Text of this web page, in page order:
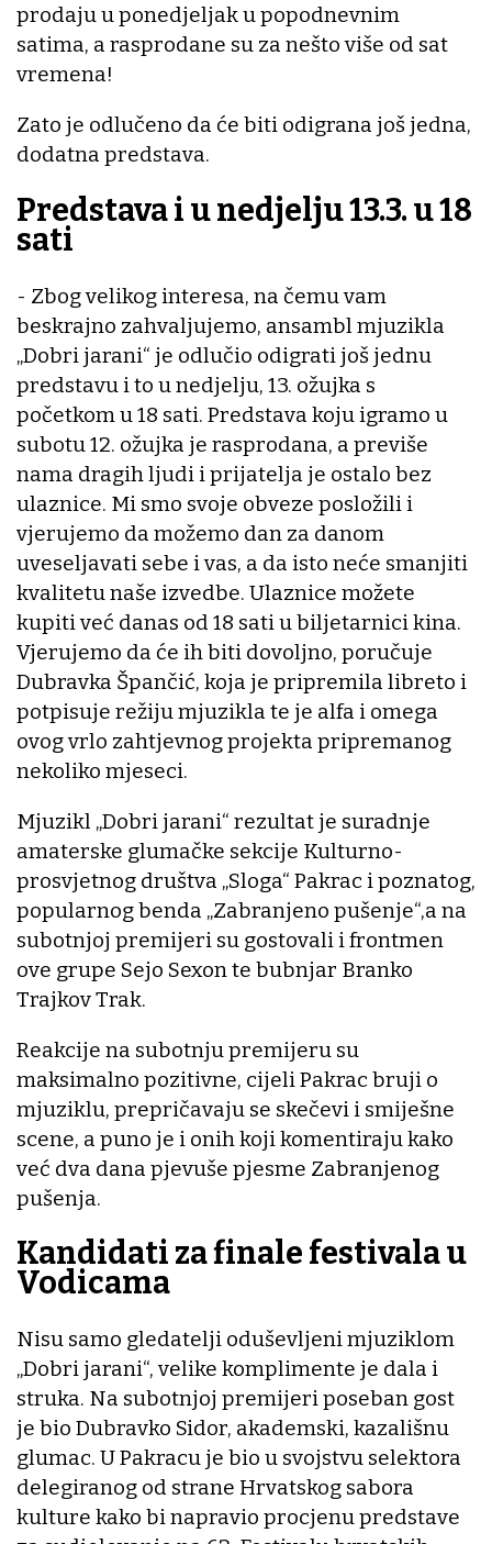
prodaju u ponedjeljak u popodnevnim
satima, a rasprodane su za nešto više od sat
vremena!
Zato je odlučeno da će biti odigrana još jedna,
dodatna predstava.
Predstava i u nedjelju 13.3. u 18
sati
- Zbog velikog interesa, na čemu vam
beskrajno zahvaljujemo, ansambl mjuzikla
„Dobri jarani“ je odlučio odigrati još jednu
predstavu i to u nedjelju, 13. ožujka s
početkom u 18 sati. Predstava koju igramo u
subotu 12. ožujka je rasprodana, a previše
nama dragih ljudi i prijatelja je ostalo bez
ulaznice. Mi smo svoje obveze posložili i
vjerujemo da možemo dan za danom
uveseljavati sebe i vas, a da isto neće smanjiti
kvalitetu naše izvedbe. Ulaznice možete
kupiti već danas od 18 sati u biljetarnici kina.
Vjerujemo da će ih biti dovoljno, poručuje
Dubravka Špančić, koja je pripremila libreto i
potpisuje režiju mjuzikla te je alfa i omega
ovog vrlo zahtjevnog projekta pripremanog
nekoliko mjeseci.
Mjuzikl „Dobri jarani“ rezultat je suradnje
amaterske glumačke sekcije Kulturno-
prosvjetnog društva „Sloga“ Pakrac i poznatog,
popularnog benda „Zabranjeno pušenje“,a na
subotnjoj premijeri su gostovali i frontmen
ove grupe Sejo Sexon te bubnjar Branko
Trajkov Trak.
Reakcije na subotnju premijeru su
maksimalno pozitivne, cijeli Pakrac bruji o
mjuziklu, prepričavaju se skečevi i smiješne
scene, a puno je i onih koji komentiraju kako
već dva dana pjevuše pjesme Zabranjenog
pušenja.
Kandidati za finale festivala u
Vodicama
Nisu samo gledatelji oduševljeni mjuziklom
„Dobri jarani“, velike komplimente je dala i
struka. Na subotnjoj premijeri poseban gost
je bio Dubravko Sidor, akademski, kazališnu
glumac. U Pakracu je bio u svojstvu selektora
delegiranog od strane Hrvatskog sabora
kulture kako bi napravio procjenu predstave